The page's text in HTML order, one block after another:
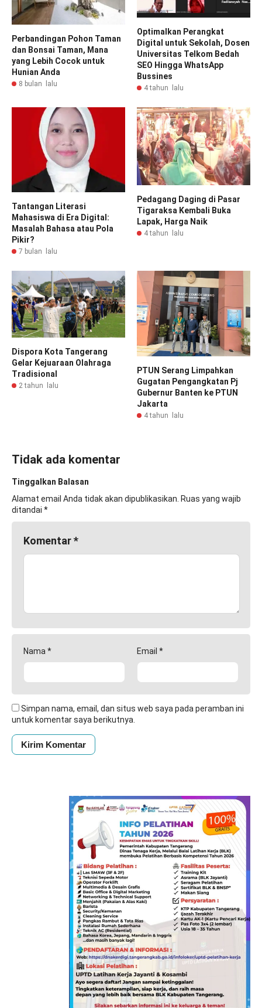
Perbandingan Pohon Taman
dan Bonsai Taman, Mana
yang Lebih Cocok untuk
Hunian Anda
8 bulan lalu
Optimalkan Perangkat
Digital untuk Sekolah, Dosen
Universitas Telkom Bedah
SEO Hingga WhatsApp
Bussines
4 tahun lalu
Tantangan Literasi
Mahasiswa di Era Digital:
Masalah Bahasa atau Pola
Pikir?
7 bulan lalu
Pedagang Daging di Pasar
Tigaraksa Kembali Buka
Lapak, Harga Naik
4 tahun lalu
Dispora Kota Tangerang
Gelar Kejuaraan Olahraga
Tradisional
2 tahun lalu
PTUN Serang Limpahkan
Gugatan Pengangkatan Pj
Gubernur Banten ke PTUN
Jakarta
4 tahun lalu
Tidak ada komentar
Tinggalkan Balasan
Alamat email Anda tidak akan dipublikasikan. Ruas yang wajib
ditandai *
Komentar*
Nama * Email *
Simpan nama, email, dan situs web saya pada peramban ini
untuk komentar saya berikutnya.